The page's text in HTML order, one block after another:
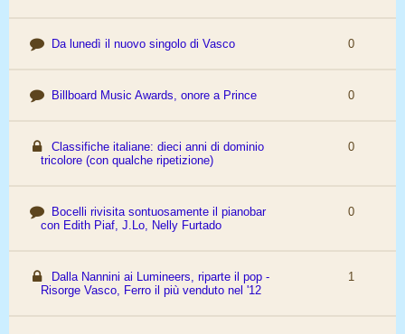
Da lunedì il nuovo singolo di Vasco 0
Billboard Music Awards, onore a Prince 0
Classifiche italiane: dieci anni di dominio
tricolore (con qualche ripetizione)
0
Bocelli rivisita sontuosamente il pianobar
con Edith Piaf, J.Lo, Nelly Furtado
0
Dalla Nannini ai Lumineers, riparte il pop -
Risorge Vasco, Ferro il più venduto nel '12
1